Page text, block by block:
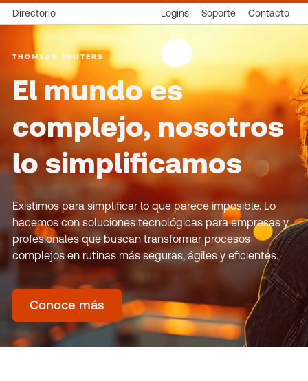
Directorio Logins Soporte Contacto
THOMSON REUTERS
El mundo es
complejo, nosotros
lo simplificamos
Existimos para simplificar lo que parece imposible. Lo
hacemos con soluciones tecnológicas para empresas y
profesionales que buscan transformar procesos
complejos en rutinas más seguras, ágiles y eficientes.
Conoce más